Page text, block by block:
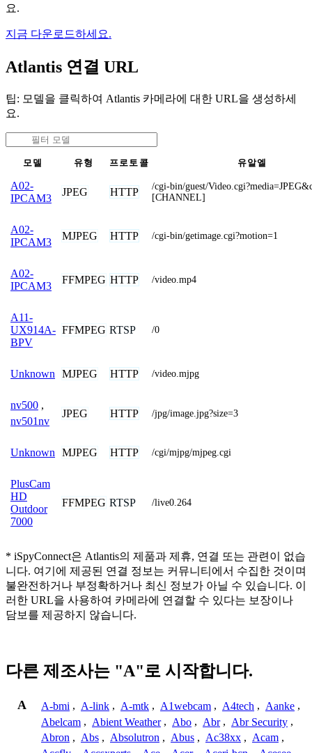
요.
지금 다운로드하세요.
Atlantis 연결 URL
팁: 모델을 클릭하여 Atlantis 카메라에 대한 URL을 생성하세
요.
모델 유형 프로토콜 유알엘
A02-
IPCAM3
JPEG HTTP
/cgi-bin/guest/
[CHANNEL]
A02-
IPCAM3
MJPEG HTTP /cgi-bin/getimage.cgi?motion=1
A02-
IPCAM3
FFMPEG HTTP /video.mp4
A11-
UX914A-
BPV
FFMPEG RTSP /0
Unknown MJPEG HTTP /video.mjpg
nv500 ,
nv501nv
JPEG HTTP /jpg/image.jpg?size=3
Unknown MJPEG HTTP /cgi/mjpg/mjpeg.cgi
PlusCam
HD
Outdoor
7000
FFMPEG RTSP /live0.264
* iSpyConnect은 Atlantis의 제품과 제휴, 연결 또는 관련이 없습
니다. 여기에 제공된 연결 정보는 커뮤니티에서 수집한 것이며
불완전하거나 부정확하거나 최신 정보가 아닐 수 있습니다. 이
러한 URL을 사용하여 카메라에 연결할 수 있다는 보장이나
담보를 제공하지 않습니다.
다른 제조사는 "A"로 시작합니다.
A A-bmi , A-link , A-mtk , A1webcam , A4tech , Aanke ,
Abelcam , Abient Weather , Abo , Abr , Abr Security ,
Abron , Abs , Absolutron , Abus , Ac38xx , Acam ,